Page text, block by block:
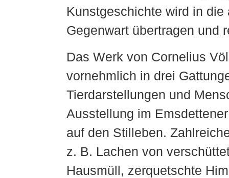
Kunstgeschichte wird in
Gegenwart übertragen und
Das Werk von Cornelius
vornehmlich in drei
Tierdarstellungen und
Ausstellung im
auf den Stilleben.
z. B. Lachen von
Hausmüll, zerquetschte